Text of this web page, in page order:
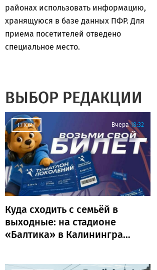
районах использовать информацию,
хранящуюся в базе данных ПФР. Для
приема посетителей отведено
специальное место.
ВЫБОР РЕДАКЦИИ
СПОРТ Вчера 18:32
Куда сходить с семьёй в
выходные: на стадионе
«Балтика» в Калининграде